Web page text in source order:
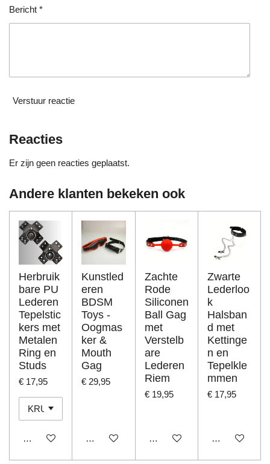
n
Bericht *
Verstuur reactie
Reacties
Er zijn geen reacties geplaatst.
Andere klanten bekeken ook
Herbruik
bare PU
Lederen
Tepelstic
kers met
Metalen
Ring en
Studs
€ 17,95
In winkelwagen
Kunstled
eren
BDSM
Toys -
Oogmas
ker &
Mouth
Gag
€ 29,95
In winkelwagen
Zachte
Rode
Siliconen
Ball Gag
met
Verstelb
are
Lederen
Riem
€ 19,95
In winkelwagen
Zwarte
Lederloo
k
Halsban
d met
Kettinge
n en
Tepelkle
mmen
€ 17,95
In